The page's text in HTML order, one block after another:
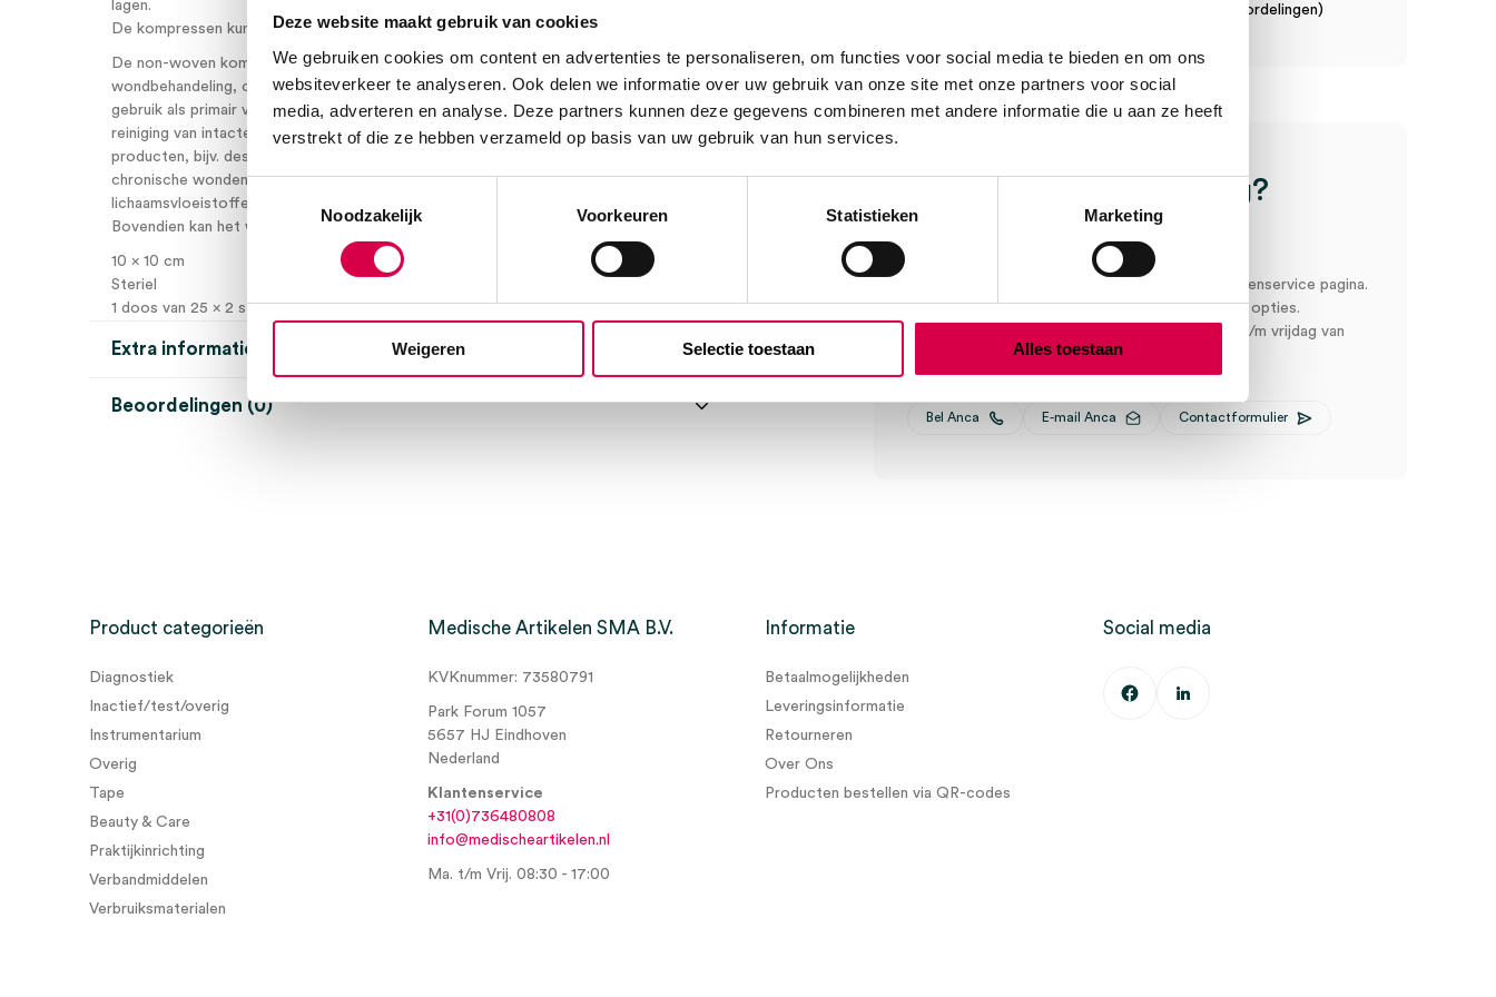
Deze website maakt gebruik van cookies
We gebruiken cookies om content en advertenties te personaliseren, om functies voor social media te bieden en om ons
websiteverkeer te analyseren. Ook delen we informatie over uw gebruik van onze site met onze partners voor social
media, adverteren en analyse. Deze partners kunnen deze gegevens combineren met andere informatie die u aan ze heeft
verstrekt of die ze hebben verzameld op basis van uw gebruik van hun services.
Toestemmingsselectie
Noodzakelijk
Voorkeuren Statistieken Marketing
Weigeren Selectie toestaan Alles toestaan
lagen.
De kompressen kunnen worden uitgevouwen om grotere maten te krijgen.
De non-woven kompressen kunnen worden gebruikt voor algemene
wondbehandeling, ook in de context van chirurgische ingrepen, waaronder het
gebruik als primair verband voor een beschadigde huid, als eerste wondreiniging en
reiniging van intacte en beschadigde huid, als dragermateriaal van uitwendige
producten, bijv. desinfectie, zalven, als secundair verband voor acute wonden en
chronische wonden, voor het opvullen van wonden, en voor opname van
lichaamsvloeistoffen.
Bovendien kan het worden gebruikt als mechanische barrière.
10 x 10 cm
Steriel
1 doos van 25 x 2 stuks
Extra informatie
Beoordelingen (0)
(25×2)” te beoordelen
We scoren een gemiddelde van 7.7! (10 beoordelingen)
Heb je een vraag?
Anca helpt je!
Vind je antwoord snel en makkelijk op onze klantenservice pagina.
Of contacteer ons via een van de onderstaande opties.
Onze klantenservice is bereikbaar van maandag t/m vrijdag van
08:30 tot 17:00
Bel Anca E-mail Anca Contactformulier
Product categorieën
Diagnostiek
Inactief/test/overig
Instrumentarium
Overig
Tape
Beauty & Care
Praktijkinrichting
Verbandmiddelen
Verbruiksmaterialen
Medische Artikelen SMA B.V.
KVKnummer: 73580791
Park Forum 1057
5657 HJ Eindhoven
Nederland
Klantenservice
+31(0)736480808
info@medischeartikelen.nl
Ma. t/m Vrij. 08:30 - 17:00
Informatie
Betaalmogelijkheden
Leveringsinformatie
Retourneren
Over Ons
Producten bestellen via QR-codes
Social media